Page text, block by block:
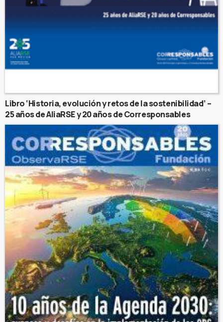
Libro ‘Historia, evolución y retos de la sostenibilidad’ –
25 años de AliaRSE y 20 años de Corresponsables